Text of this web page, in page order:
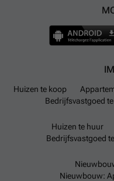
Huizen te koop
Bedrijfsvastgoed
Huizen te huur
Bedrijfsvastgoed
Nieuwbouw: